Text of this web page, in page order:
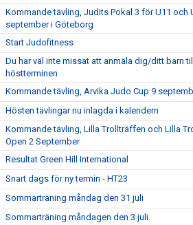
Kommande tävling, Judits Pokal 3 för U11 och
september i Göteborg
Start Judofitness
Du har väl inte missat att anmäla dig/ditt barn till
höstterminen
Kommande tävling, Arvika Judo Cup 9
Hösten tävlingar nu inlagda i kalendern
Kommande tävling, Lilla Trollträffen och Lilla
Open 2 September
Resultat Green Hill International
Snart dags för ny termin - HT23
Sommarträning måndag den 31 juli
Sommarträning måndagen den 3 juli.